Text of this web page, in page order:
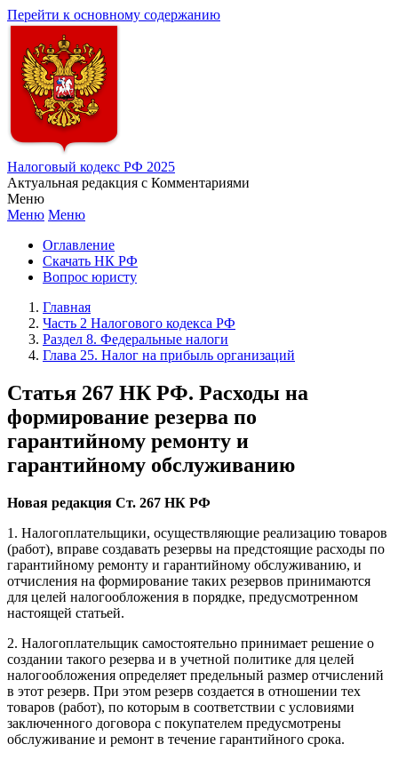
Перейти к основному содержанию
Налоговый кодекс РФ 2025
Актуальная редакция с Комментариями
Меню
Меню Меню
Оглавление
Скачать НК РФ
Вопрос юристу
Главная
Часть 2 Налогового кодекса РФ
Раздел 8. Федеральные налоги
Глава 25. Налог на прибыль организаций
Статья 267 НК РФ. Расходы на
формирование резерва по
гарантийному ремонту и
гарантийному обслуживанию
Новая редакция Ст. 267 НК РФ
1. Налогоплательщики, осуществляющие реализацию товаров
(работ), вправе создавать резервы на предстоящие расходы по
гарантийному ремонту и гарантийному обслуживанию, и
отчисления на формирование таких резервов принимаются
для целей налогообложения в порядке, предусмотренном
настоящей статьей.
2. Налогоплательщик самостоятельно принимает решение о
создании такого резерва и в учетной политике для целей
налогообложения определяет предельный размер отчислений
в этот резерв. При этом резерв создается в отношении тех
товаров (работ), по которым в соответствии с условиями
заключенного договора с покупателем предусмотрены
обслуживание и ремонт в течение гарантийного срока.